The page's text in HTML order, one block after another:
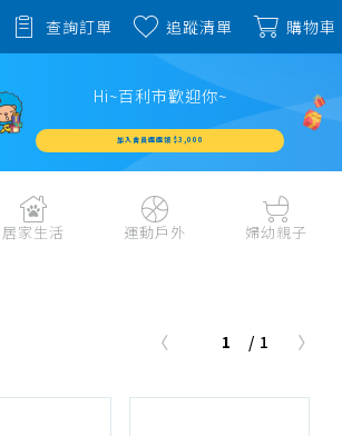
查詢訂單 追蹤清單 購物車
Hi~百利市歡迎你~
加入會員週週領 $3,000
居家生活 運動戶外
旅行用品、行李箱、
健身、運動器材
婦幼親子
書包、兒童生活用品
1 / 1